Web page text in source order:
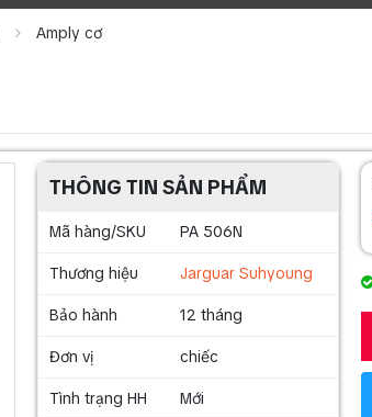
Amply cơ
THÔNG TIN SẢN PHẨM
Mã hàng/SKU PA 506N
Thương hiệu Jarguar Suhyoung
Bảo hành 12 tháng
Đơn vị chiếc
Tình trạng HH Mới